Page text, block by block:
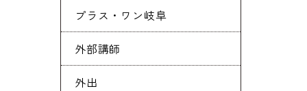
プラス・ワン岐阜
外部講師
外出